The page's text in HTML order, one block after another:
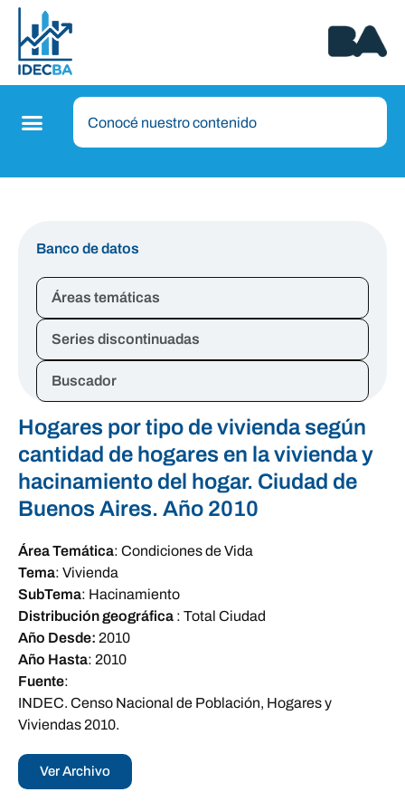
Banco de datos
Áreas temáticas
Series discontinuadas
Buscador
Hogares por tipo de vivienda según
cantidad de hogares en la vivienda y
hacinamiento del hogar. Ciudad de
Buenos Aires. Año 2010
Área Temática: Condiciones de Vida
Tema: Vivienda
SubTema: Hacinamiento
Distribución geográfica : Total Ciudad
Año Desde: 2010
Año Hasta: 2010
Fuente:
INDEC. Censo Nacional de Población, Hogares y
Viviendas 2010.
Ver Archivo